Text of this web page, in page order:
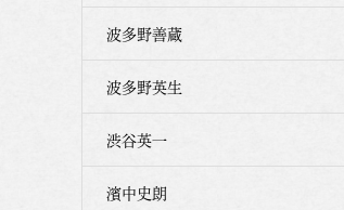
波多野善蔵
波多野英生
渋谷英一
濱中史朗